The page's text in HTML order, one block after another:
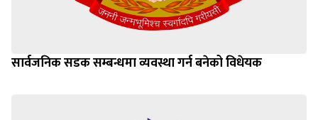
सार्वजनिक सडक सम्बन्धमा व्यवस्था गर्न बनेको विधेयक